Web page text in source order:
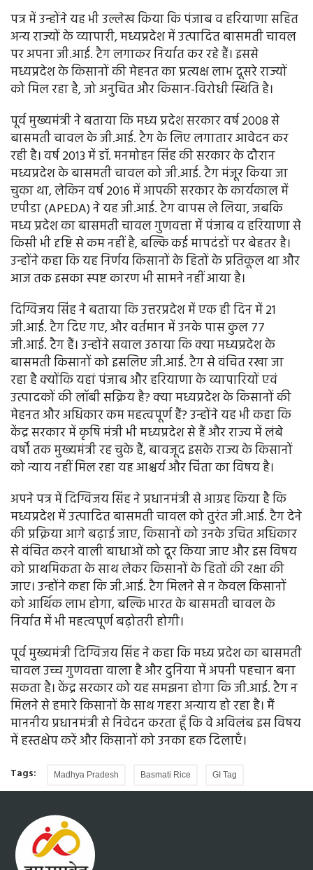
पत्र में उन्होंने यह भी उल्लेख किया कि पंजाब व हरियाणा सहित
अन्य राज्यों के व्यापारी, मध्यप्रदेश में उत्पादित बासमती चावल
पर अपना जी.आई. टैग लगाकर निर्यात कर रहे हैं। इससे
मध्यप्रदेश के किसानों की मेहनत का प्रत्यक्ष लाभ दूसरे राज्यों
को मिल रहा है, जो अनुचित और किसान-विरोधी स्थिति है।
पूर्व मुख्यमंत्री ने बताया कि मध्य प्रदेश सरकार वर्ष 2008 से
बासमती चावल के जी.आई. टैग के लिए लगातार आवेदन कर
रही है। वर्ष 2013 में डॉ. मनमोहन सिंह की सरकार के दौरान
मध्यप्रदेश के बासमती चावल को जी.आई. टैग मंजूर किया जा
चुका था, लेकिन वर्ष 2016 में आपकी सरकार के कार्यकाल में
एपीडा (APEDA) ने यह जी.आई. टैग वापस ले लिया, जबकि
मध्य प्रदेश का बासमती चावल गुणवत्ता में पंजाब व हरियाणा से
किसी भी दृष्टि से कम नहीं है, बल्कि कई मापदंडों पर बेहतर है।
उन्होंने कहा कि यह निर्णय किसानों के हितों के प्रतिकूल था और
आज तक इसका स्पष्ट कारण भी सामने नहीं आया है।
दिग्विजय सिंह ने बताया कि उत्तरप्रदेश में एक ही दिन में 21
जी.आई. टैग दिए गए, और वर्तमान में उनके पास कुल 77
जी.आई. टैग हैं। उन्होंने सवाल उठाया कि क्या मध्यप्रदेश के
बासमती किसानों को इसलिए जी.आई. टैग से वंचित रखा जा
रहा है क्योंकि यहां पंजाब और हरियाणा के व्यापारियों एवं
उत्पादकों की लॉबी सक्रिय है? क्या मध्यप्रदेश के किसानों की
मेहनत और अधिकार कम महत्वपूर्ण हैं? उन्होंने यह भी कहा कि
केंद्र सरकार में कृषि मंत्री भी मध्यप्रदेश से हैं और राज्य में लंबे
वर्षों तक मुख्यमंत्री रह चुके हैं, बावजूद इसके राज्य के किसानों
को न्याय नहीं मिल रहा यह आश्चर्य और चिंता का विषय है।
अपने पत्र में दिग्विजय सिंह ने प्रधानमंत्री से आग्रह किया है कि
मध्यप्रदेश में उत्पादित बासमती चावल को तुरंत जी.आई. टैग देने
की प्रक्रिया आगे बढ़ाई जाए, किसानों को उनके उचित अधिकार
से वंचित करने वाली बाधाओं को दूर किया जाए और इस विषय
को प्राथमिकता के साथ लेकर किसानों के हितों की रक्षा की
जाए। उन्होंने कहा कि जी.आई. टैग मिलने से न केवल किसानों
को आर्थिक लाभ होगा, बल्कि भारत के बासमती चावल के
निर्यात में भी महत्वपूर्ण बढ़ोतरी होगी।
पूर्व मुख्यमंत्री दिग्विजय सिंह ने कहा कि मध्य प्रदेश का बासमती
चावल उच्च गुणवत्ता वाला है और दुनिया में अपनी पहचान बना
सकता है। केंद्र सरकार को यह समझना होगा कि जी.आई. टैग न
मिलने से हमारे किसानों के साथ गहरा अन्याय हो रहा है। मैं
माननीय प्रधानमंत्री से निवेदन करता हूँ कि वे अविलंब इस विषय
में हस्तक्षेप करें और किसानों को उनका हक दिलाएँ।
Tags: Madhya Pradesh Basmati Rice GI Tag